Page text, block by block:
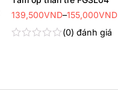
0 đánh giá
139,500VND–155,000VND
Khoảng
từ
139,500VND